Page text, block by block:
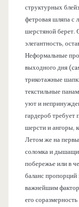
структурных
фетровая шляпа с
шерстяной берет.
элегантность,
Неформальные
выходного дня
трикотажные
текстильные
уют и
гардероб
шерсти и ангоры,
Летом же на
соломка и
побережье или в
баланс
важнейшим
его